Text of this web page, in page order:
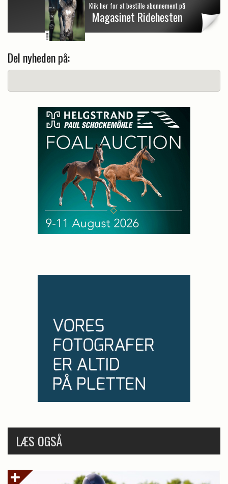
Klik her for at bestille abonnement på
Magasinet Ridehesten
Del nyheden på:
LÆS OGSÅ